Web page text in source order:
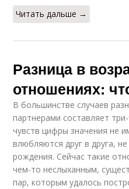
Читать дальше →
Разница в
отношениях:
В большинстве случаев
партнерами составляет
чувств цифры значения не
влюбляются друг в друга,
рождения. Сейчас такие
чем-то неслыханным,
пар, которым удалось